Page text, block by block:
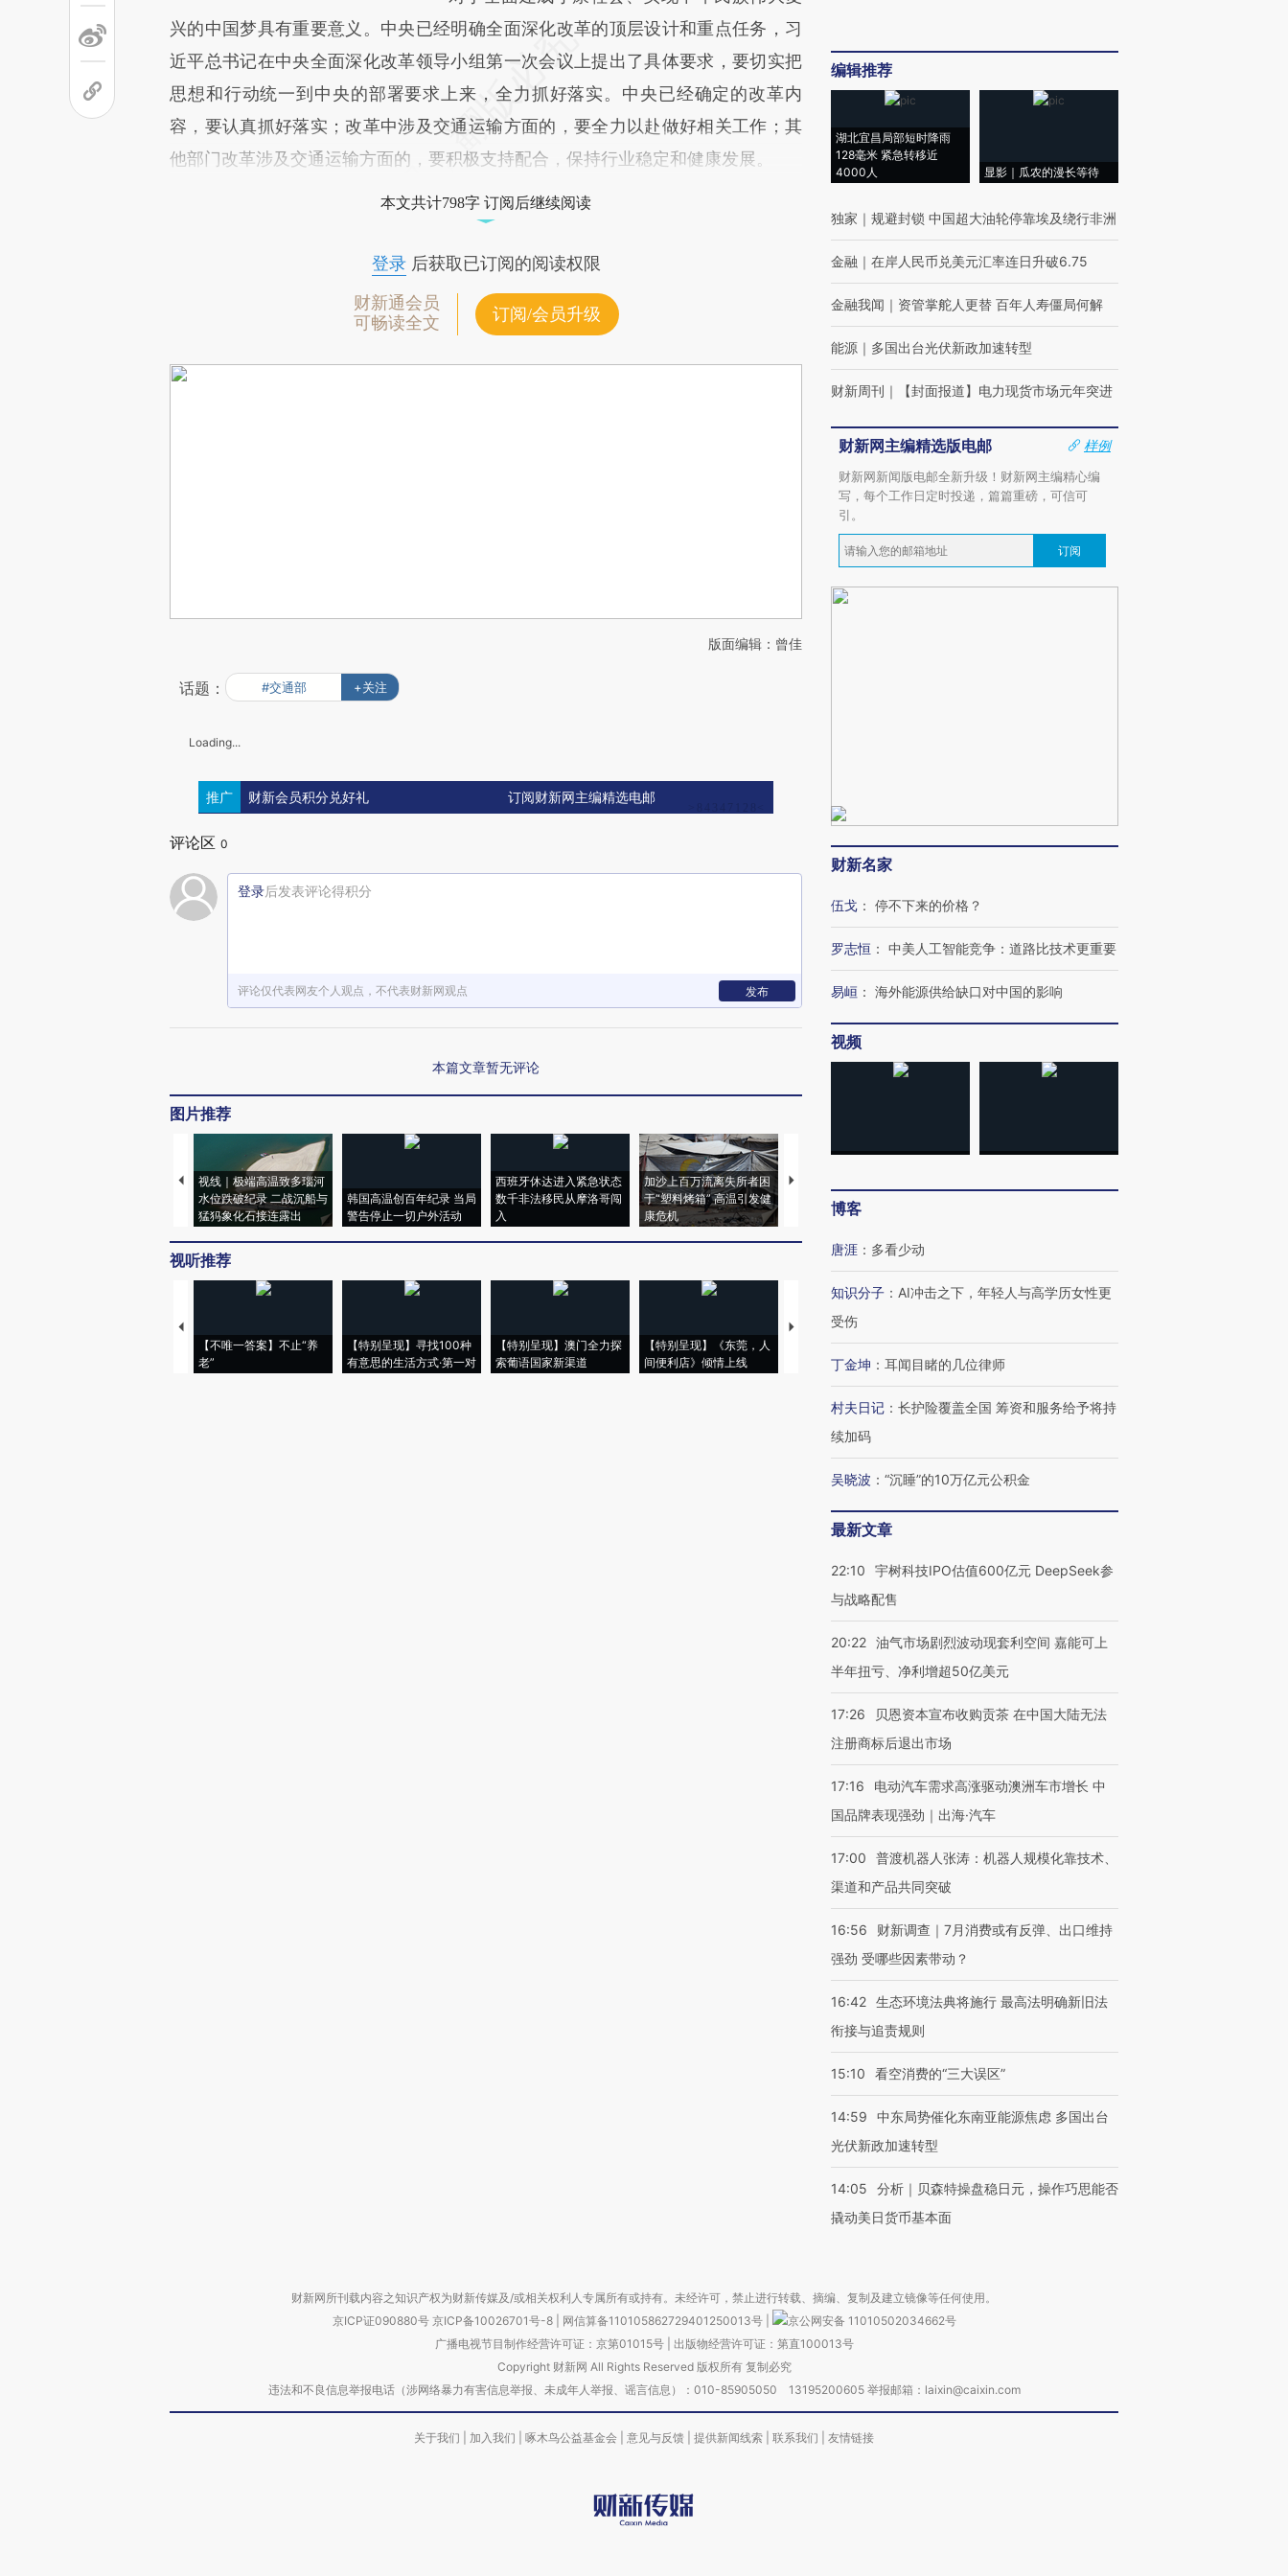
兴的中国梦具有重要意义。中央已经明确全面深化改革的顶层设计和重点任务，习
近平总书记在中央全面深化改革领导小组第一次会议上提出了具体要求，要切实把
思想和行动统一到中央的部署要求上来，全力抓好落实。中央已经确定的改革内
容，要认真抓好落实；改革中涉及交通运输方面的，要全力以赴做好相关工作；其
他部门改革涉及交通运输方面的，要积极支持配合，保持行业稳定和健康发展。
本文共计798字 订阅后继续阅读
登录后获取已订阅的阅读权限
财新通会员
可畅读全文
订阅/会员升级
版面编辑：曾佳
话题： #交通部 +关注
Loading...
推广 财新会员积分兑好礼 订阅财新网主编精选电邮
评论区 0
登录后发表评论得积分
评论仅代表网友个人观点，不代表财新网观点 发布
本篇文章暂无评论
图片推荐
视线｜极端高温致多瑙河
水位跌破纪录 二战沉船与
猛犸象化石接连露出
韩国高温创百年纪录 当局
警告停止一切户外活动
西班牙休达进入紧急状态
数千非法移民从摩洛哥闯
入
加沙上百万流离失所者困
于“塑料烤箱” 高温引发健
康危机
视线｜HYROX的吸金
术：是什么让中产们甘
心“花钱找虐”？
视听推荐
【不唯一答案】不止“养
老”
【特别呈现】寻找100种
有意思的生活方式·第一对
【特别呈现】澳门全力探
索葡语国家新渠道
【特别呈现】《东莞，人
间便利店》倾情上线
【推广】走进第四届链博
会，让数智科技“链”接产
【特别呈现】寻找100种
有意思的生活方式·第三对
CFO：不靠规模取胜，华
编辑推荐
湖北宜昌局部短时降雨
128毫米 紧急转移近
4000人
显影｜瓜农的漫长等待
独家 ｜ 规避封锁 中国超大油轮停靠埃及绕行非洲
金融 ｜ 在岸人民币兑美元汇率连日升破6.75
金融我闻 ｜ 资管掌舵人更替 百年人寿僵局何解
能源 ｜ 多国出台光伏新政加速转型
财新周刊 ｜ 【封面报道】电力现货市场元年突进
财新网主编精选版电邮
样例
财新网新闻版电邮全新升级！财新网主编精心编
写，每个工作日定时投递，篇篇重磅，可信可
引。
订阅
财新名家
伍戈 ： 停不下来的价格？
罗志恒 ： 中美人工智能竞争：道路比技术更重要
易峘 ： 海外能源供给缺口对中国的影响
视频
博客
唐涯 ： 多看少动
知识分子 ： AI冲击之下，年轻人与高学历女性更
受伤
丁金坤 ： 耳闻目睹的几位律师
村夫日记 ： 长护险覆盖全国 筹资和服务给予将持
续加码
吴晓波 ： “沉睡”的10万亿元公积金
最新文章
22:10
宇树科技IPO估值600亿元 DeepSeek参
与战略配售
20:22 油气市场剧烈波动现套利空间 嘉能可上
半年扭亏、净利增超50亿美元
17:26
贝恩资本宣布收购贡茶 在中国大陆无法
注册商标后退出市场
17:16
电动汽车需求高涨驱动澳洲车市增长 中
国品牌表现强劲｜出海·汽车
17:00
普渡机器人张涛：机器人规模化靠技术、
渠道和产品共同突破
16:56
财新调查｜7月消费或有反弹、出口维持
强劲 受哪些因素带动？
16:42 生态环境法典将施行 最高法明确新旧法
衔接与追责规则
15:10 看空消费的“三大误区”
14:59
中东局势催化东南亚能源焦虑 多国出台
光伏新政加速转型
14:05
分析｜贝森特操盘稳日元，操作巧思能否
撬动美日货币基本面
财新网所刊载内容之知识产权为财新传媒及/或相关权利人专属所有或持有。未经许可，禁止进行转载、摘编、复制及建立镜像等任何使用。
京ICP证090880号 京ICP备10026701号-8 网信算备110105862729401250013号
京公网安备 11010502034662号
广播电视节目制作经营许可证：京第01015号| 出版物经营许可证：第直100013号
Copyright 财新网 All Rights Reserved 版权所有 复制必究
违法和不良信息举报电话（涉网络暴力有害信息举报、未成年人举报、谣言信息）：010-85905050 13195200605 举报邮箱：laixin@caixin.com
关于我们 加入我们 啄木鸟公益基金会 意见与反馈 提供新闻线索 联系我们 友情链接